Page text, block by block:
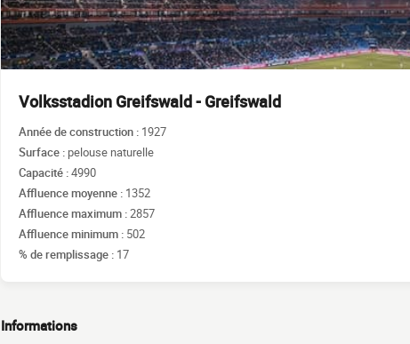
Volksstadion Greifswald - Greifswald
Année de construction : 1927
Surface : pelouse naturelle
Capacité :4990
Affluence moyenne : 1352
Affluence maximum :2857
Affluence minimum : 502
% de remplissage : 17
Informations